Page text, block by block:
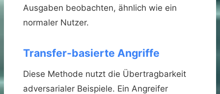
Ausgaben beobachten, ähnlich wie ein
normaler Nutzer.
Transfer-basierte Angriffe
Diese Methode nutzt die Übertragbarkeit
adversarialer Beispiele. Ein Angreifer